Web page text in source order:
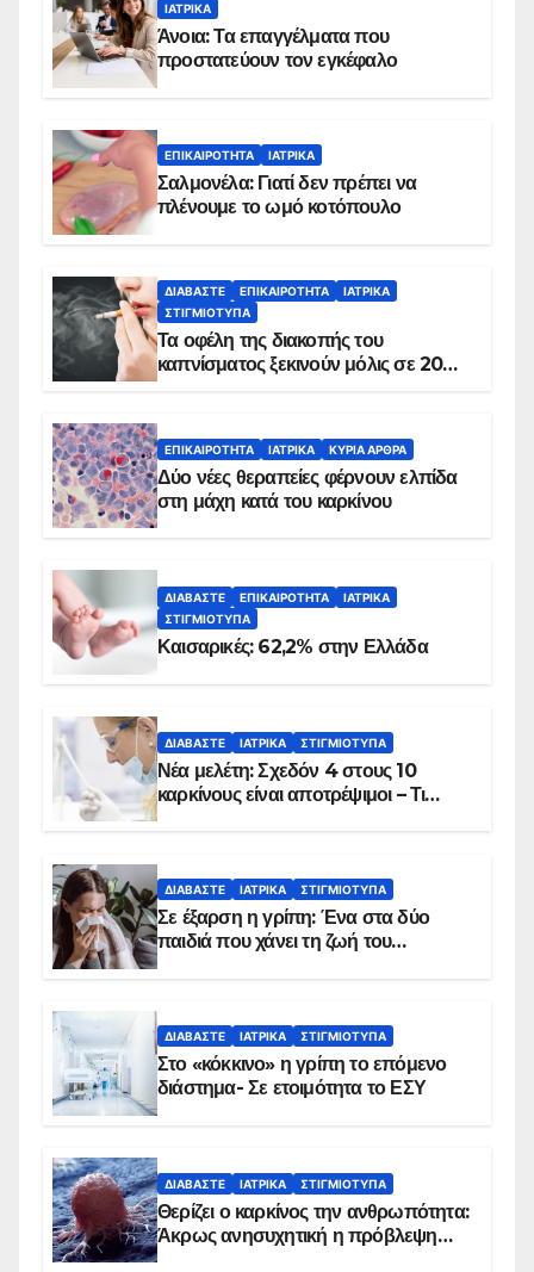
ΙΑΤΡΙΚΆ
Άνοια: Τα επαγγέλματα που
προστατεύουν τον εγκέφαλο
ΕΠΙΚΑΙΡΌΤΗΤΑ ΙΑΤΡΙΚΆ
Σαλμονέλα: Γιατί δεν πρέπει να
πλένουμε το ωμό κοτόπουλο
ΔΙΑΒΆΣΤΕ ΕΠΙΚΑΙΡΌΤΗΤΑ
ΙΑΤΡΙΚΆ
ΣΤΙΓΜΙΌΤΥΠΑ
Τα οφέλη της διακοπής του
καπνίσματος ξεκινούν μόλις σε 20
ΕΠΙΚΑΙΡΌΤΗΤΑ ΙΑΤΡΙΚΆ ΚΥΡΙΑ ΑΡΘΡΑ
Δύο νέες θεραπείες φέρνουν ελπίδα
στη μάχη κατά του καρκίνου
ΔΙΑΒΆΣΤΕ ΕΠΙΚΑΙΡΌΤΗΤΑ
ΙΑΤΡΙΚΆ
ΣΤΙΓΜΙΌΤΥΠΑ
Καισαρικές: 62,2% στην Ελλάδα
ΔΙΑΒΆΣΤΕ ΙΑΤΡΙΚΆ ΣΤΙΓΜΙΌΤΥΠΑ
Νέα μελέτη: Σχεδόν 4 στους 10
καρκίνους είναι αποτρέψιμοι – Τι
ΔΙΑΒΆΣΤΕ ΙΑΤΡΙΚΆ ΣΤΙΓΜΙΌΤΥΠΑ
Σε έξαρση η γρίπη: Ένα στα δύο
παιδιά που χάνει τη ζωή του
ΔΙΑΒΆΣΤΕ ΙΑΤΡΙΚΆ ΣΤΙΓΜΙΌΤΥΠΑ
Στο «κόκκινο» η γρίπη το επόμενο
διάστημα- Σε ετοιμότητα το ΕΣΥ
ΔΙΑΒΆΣΤΕ ΙΑΤΡΙΚΆ ΣΤΙΓΜΙΌΤΥΠΑ
Θερίζει ο καρκίνος την ανθρωπότητα:
Άκρως ανησυχητική η πρόβλεψη…